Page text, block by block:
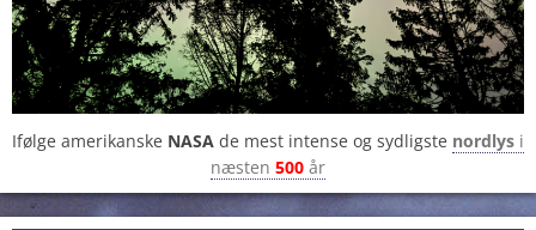
Ifølge amerikanske NASA de mest intense og sydligste nordlys i
næsten 500 år